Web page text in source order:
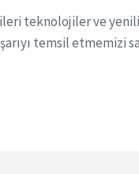
ileri teknolojiler ve
temsil etmemizi